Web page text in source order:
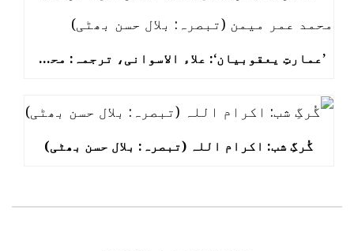
’عمارتِ یعقوبیان‘: علاء الاسوانی، ترجمہ: محمد عمر میمن (تبصرہ: بلال حسن بھٹی)
گُرگِ شب: اکرام اللہ (تبصرہ: بلال حسن بھٹی)